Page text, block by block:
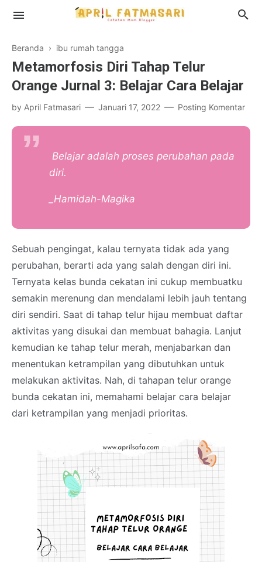
Profil
Disclosure
Beranda › ibu rumah tangga
Metamorfosis Diri Tahap Telur
Orange Jurnal 3: Belajar Cara Belajar
by April Fatmasari Januari 17, 2022 Posting Komentar
Belajar adalah proses perubahan pada
diri.
_Hamidah-Magika
Sebuah pengingat, kalau ternyata tidak ada yang
perubahan, berarti ada yang salah dengan diri ini.
Ternyata kelas bunda cekatan ini cukup membuatku
semakin merenung dan mendalami lebih jauh tentang
diri sendiri. Saat di tahap telur hijau membuat daftar
aktivitas yang disukai dan membuat bahagia. Lanjut
kemudian ke tahap telur merah, menjabarkan dan
menentukan ketrampilan yang dibutuhkan untuk
melakukan aktivitas. Nah, di tahapan telur orange
bunda cekatan ini, memahami belajar cara belajar
dari ketrampilan yang menjadi prioritas.